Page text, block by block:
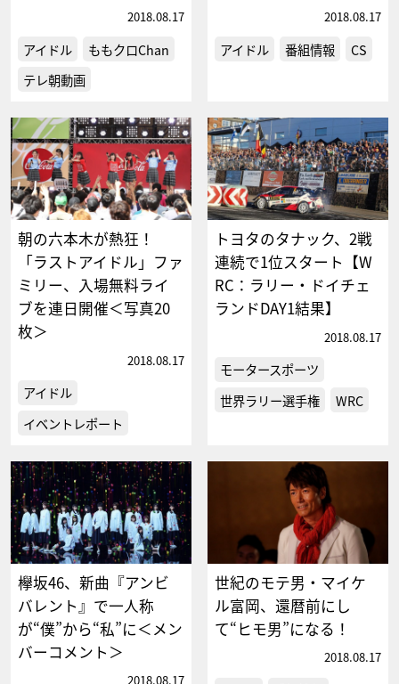
2018.08.17
アイドル
ももクロChan
テレ朝動画
2018.08.17
アイドル 番組情報 CS
朝の六本木が熱狂！
「ラストアイドル」ファ
ミリー、入場無料ライ
ブを連日開催＜写真20
枚＞
2018.08.17
アイドル
イベントレポート
トヨタのタナック、2戦
連続で1位スタート【W
RC：ラリー・ドイチェ
ランドDAY1結果】
2018.08.17
モータースポーツ
世界ラリー選手権
WRC
欅坂46、新曲『アンビ
バレント』で一人称
が“僕”から“私”に＜メン
バーコメント＞
2018.08.17
世紀のモテ男・マイケ
ル富岡、還暦前にし
て“ヒモ男”になる！
2018.08.17